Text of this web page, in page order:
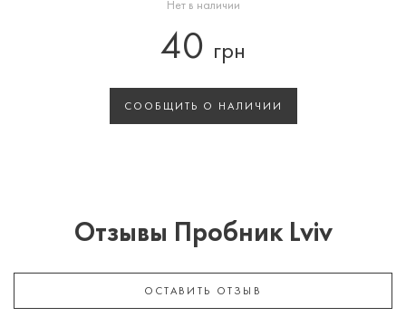
Нет в наличии
40 грн
СООБЩИТЬ О НАЛИЧИИ
Отзывы Пробник Lviv
ОСТАВИТЬ ОТЗЫВ